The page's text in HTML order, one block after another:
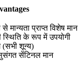
से मान्यता प्राप्त विशेष मान
स्थिति के रूप में उपयोगी
शून्य)
सेंटिनल मान